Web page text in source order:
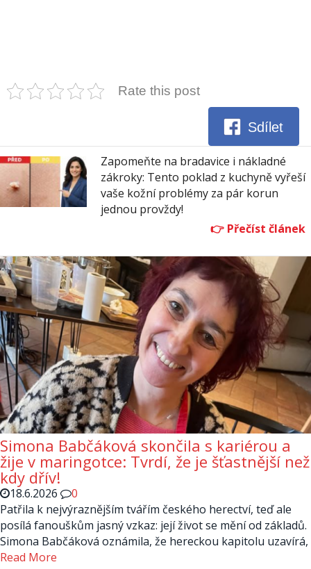
Rate this post
Sdílet
Zapomeňte na bradavice i nákladné
zákroky: Tento poklad z kuchyně vyřeší
vaše kožní problémy za pár korun
jednou provždy!
Simona Babčáková skončila s kariérou a
žije v maringotce: Tvrdí, že je šťastnější než
kdy dřív!
18.6.2026
0
Patřila k nejvýraznějším tvářím českého herectví, teď ale
posílá fanouškům jasný vzkaz: její život se mění od základů.
Simona Babčáková oznámila, že hereckou kapitolu uzavírá,
Read More